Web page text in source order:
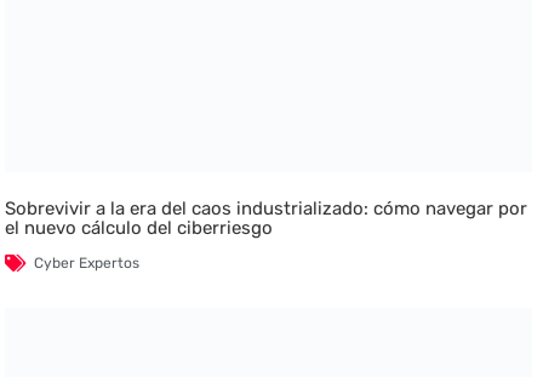
Sobrevivir a la era del caos industrializado: cómo navegar por
el nuevo cálculo del ciberriesgo
Cyber Expertos